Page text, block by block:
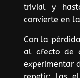
trivial y
convierte en
Con la
al afecto de
experimentar
repetir; las